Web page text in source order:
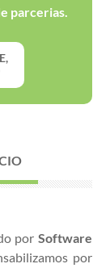
parcerias.
por Software
por